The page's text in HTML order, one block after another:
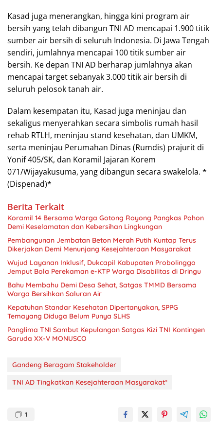
Kasad juga menerangkan, hingga kini program air
bersih yang telah dibangun TNI AD mencapai 1.900 titik
sumber air bersih di seluruh Indonesia. Di Jawa Tengah
sendiri, jumlahnya mencapai 100 titik sumber air
bersih. Ke depan TNI AD berharap jumlahnya akan
mencapai target sebanyak 3.000 titik air bersih di
seluruh pelosok tanah air.
Dalam kesempatan itu, Kasad juga meninjau dan
sekaligus menyerahkan secara simbolis rumah hasil
rehab RTLH, meninjau stand kesehatan, dan UMKM,
serta meninjau Perumahan Dinas (Rumdis) prajurit di
Yonif 405/SK, dan Koramil Jajaran Korem
071/Wijayakusuma, yang dibangun secara swakelola. *
(Dispenad)*
Berita Terkait
Koramil 14 Bersama Warga Gotong Royong Pangkas Pohon
Demi Keselamatan dan Kebersihan Lingkungan
Pembangunan Jembatan Beton Merah Putih Kuntap Terus
Dikerjakan Demi Menunjang Kesejahteraan Masyarakat
Wujud Layanan Inklusif, Dukcapil Kabupaten Probolinggo
Jemput Bola Perekaman e-KTP Warga Disabilitas di Dringu
Bahu Membahu Demi Desa Sehat, Satgas TMMD Bersama
Warga Bersihkan Saluran Air
Kepatuhan Standar Kesehatan Dipertanyakan, SPPG
Temayang Diduga Belum Punya SLHS
Panglima TNI Sambut Kepulangan Satgas Kizi TNI Kontingen
Garuda XX-V MONUSCO
Gandeng Beragam Stakeholder
TNI AD Tingkatkan Kesejahteraan Masyarakat*
1